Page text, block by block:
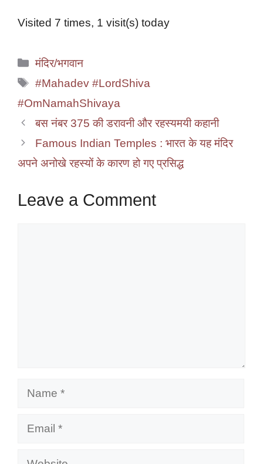
Visited 7 times, 1 visit(s) today
Categories
मंदिर/भगवान
Tags
#Mahadev #LordShiva
#OmNamahShivaya
बस नंबर 375 की डरावनी और रहस्यमयी कहानी
Famous Indian Temples : भारत के यह मंदिर
अपने अनोखे रहस्यों के कारण हो गए प्रसिद्ध
Leave a Comment
Name
Email
Website